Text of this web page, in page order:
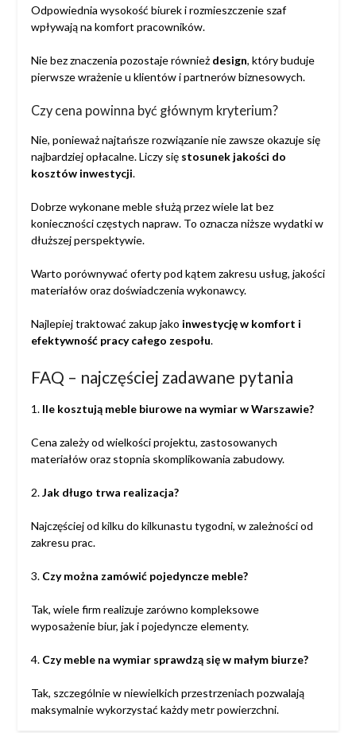
Odpowiednia wysokość biurek i rozmieszczenie szaf
wpływają na komfort pracowników.
Nie bez znaczenia pozostaje również design, który buduje
pierwsze wrażenie u klientów i partnerów biznesowych.
Czy cena powinna być głównym kryterium?
Nie, ponieważ najtańsze rozwiązanie nie zawsze okazuje się
najbardziej opłacalne. Liczy sięstosunek jakości do
kosztów inwestycji.
Dobrze wykonane meble służą przez wiele lat bez
konieczności częstych napraw. To oznacza niższe wydatki w
dłuższej perspektywie.
Warto porównywać oferty pod kątem zakresu usług, jakości
materiałów oraz doświadczenia wykonawcy.
Najlepiej traktować zakup jako inwestycję w komfort i
efektywność pracy całego zespołu.
FAQ – najczęściej zadawane pytania
1. Ile kosztują meble biurowe na wymiar w Warszawie?
Cena zależy od wielkości projektu, zastosowanych
materiałów oraz stopnia skomplikowania zabudowy.
2.Jak długo trwa realizacja?
Najczęściej od kilku do kilkunastu tygodni, w zależności od
zakresu prac.
3. Czy można zamówić pojedyncze meble?
Tak, wiele firm realizuje zarówno kompleksowe
wyposażenie biur, jak i pojedyncze elementy.
4. Czy meble na wymiar sprawdzą się w małym biurze?
Tak, szczególnie w niewielkich przestrzeniach pozwalają
maksymalnie wykorzystać każdy metr powierzchni.